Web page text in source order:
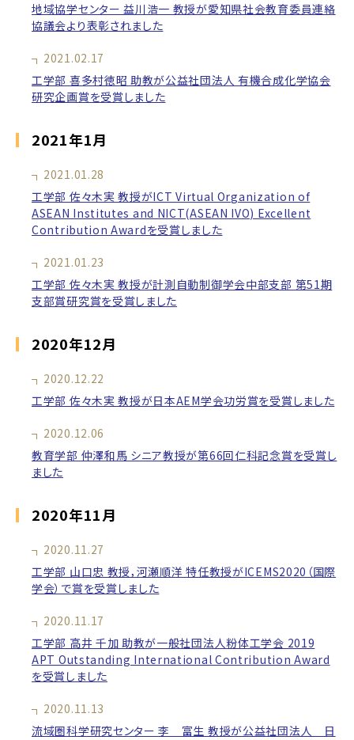
地域協学センター 益川浩一 教授が愛知県社会教育委員連絡
協議会より表彰されました
2021.02.17
工学部 喜多村徳昭 助教が公益社団法人 有機合成化学協会
研究企画賞を受賞しました
2021年1月
2021.01.28
工学部 佐々木実 教授がICT Virtual Organization of
ASEAN Institutes and NICT(ASEAN IVO) Excellent
Contribution Awardを受賞しました
2021.01.23
工学部 佐々木実 教授が計測自動制御学会中部支部 第51期
支部賞研究賞を受賞しました
2020年12月
2020.12.22
工学部 佐々木実 教授が日本AEM学会功労賞を受賞しました
2020.12.06
教育学部 仲澤和馬 シニア教授が第66回仁科記念賞を受賞し
ました
2020年11月
2020.11.27
工学部 山口忠 教授，河瀬順洋 特任教授がICEMS2020（国際
学会）で賞を受賞しました
2020.11.17
工学部 高井 千加 助教が一般社団法人粉体工学会 2019
APT Outstanding International Contribution Award
を受賞しました
2020.11.13
流域圏科学研究センター 李 富生 教授が公益社団法人 日